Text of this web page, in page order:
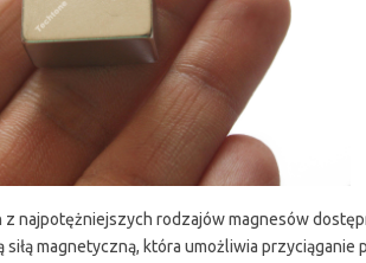
najpotężniejszych rodzajów magnesów
magnetyczną, która umożliwia przyciąganie